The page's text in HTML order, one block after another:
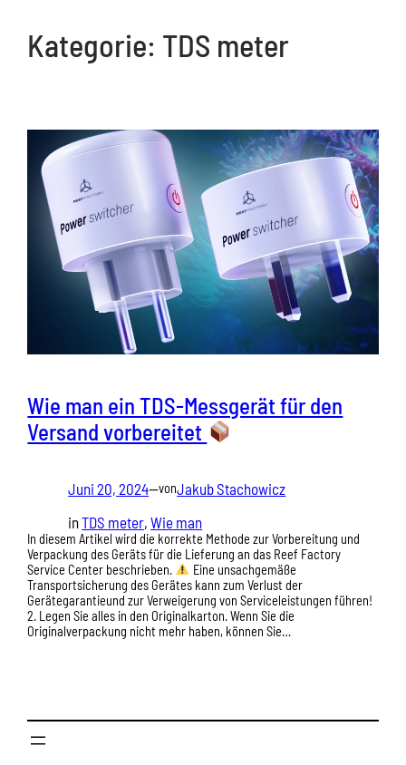
Kategorie: TDS meter
Wie man ein TDS-Messgerät für den
Versand vorbereitet
Juni 20, 2024—vonJakub Stachowicz
inTDS meter, Wie man
In diesem Artikel wird die korrekte Methode zur Vorbereitung und
Verpackung des Geräts für die Lieferung an das Reef Factory
Service Center beschrieben.
Eine unsachgemäße
Transportsicherung des Gerätes kann zum Verlust der
Gerätegarantieund zur Verweigerung von Serviceleistungen führen!
2. Legen Sie alles in den Originalkarton. Wenn Sie die
Originalverpackung nicht mehr haben, können Sie…